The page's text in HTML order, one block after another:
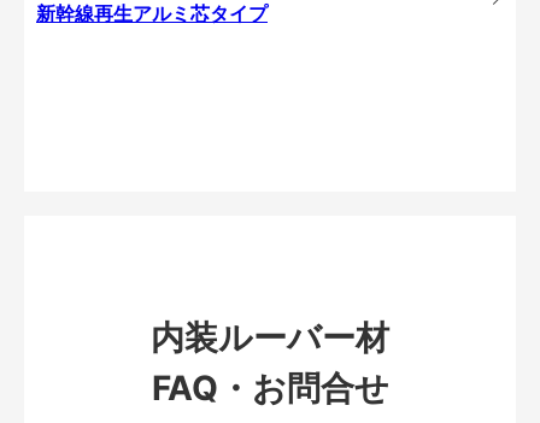
新幹線再生アルミ芯タイプ
内装ルーバー材
FAQ・お問合せ